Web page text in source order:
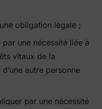
obligation légale ;
par une nécessité liée à
vitaux de la
autre personne
par une nécessité